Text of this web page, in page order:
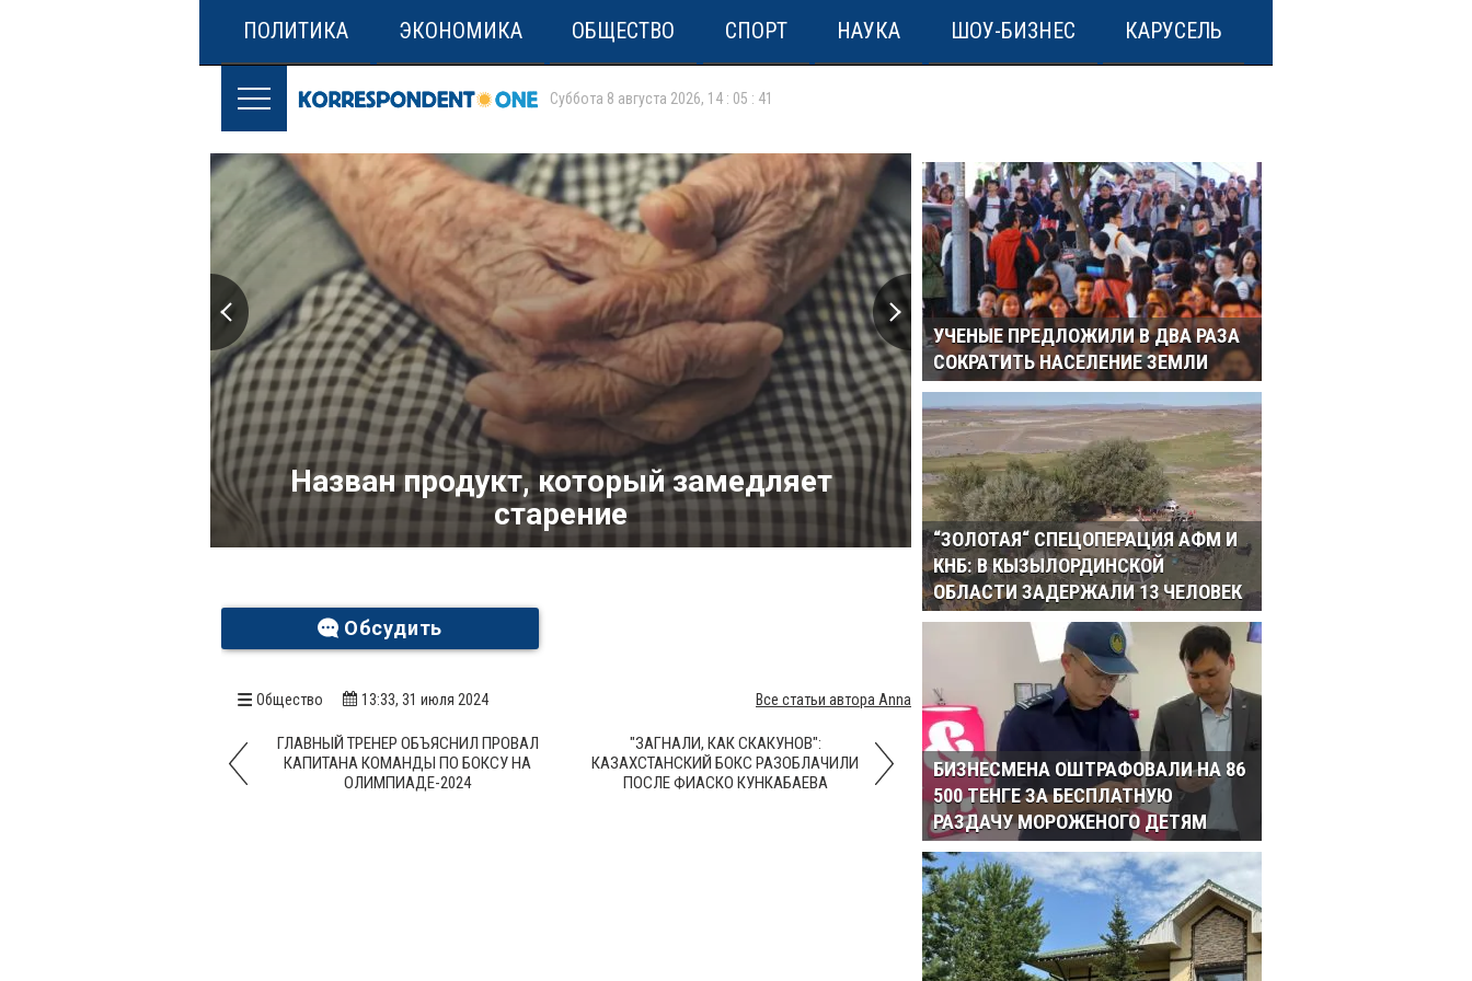
ПОЛИТИКА ЭКОНОМИКА ОБЩЕСТВО СПОРТ НАУКА ШОУ-БИЗНЕС КАРУСЕЛЬ
Суббота 8 августа 2026, 14 : 05 : 41
Назван продукт, который замедляет
старение
Обсудить
Общество 13:33, 31 июля 2024 Все статьи автора Anna
ГЛАВНЫЙ ТРЕНЕР ОБЪЯСНИЛ ПРОВАЛ
КАПИТАНА КОМАНДЫ ПО БОКСУ НА
ОЛИМПИАДЕ-2024
"ЗАГНАЛИ, КАК СКАКУНОВ":
КАЗАХСТАНСКИЙ БОКС РАЗОБЛАЧИЛИ
ПОСЛЕ ФИАСКО КУНКАБАЕВА
УЧЕНЫЕ ПРЕДЛОЖИЛИ В ДВА РАЗА
СОКРАТИТЬ НАСЕЛЕНИЕ ЗЕМЛИ
“ЗОЛОТАЯ“ СПЕЦОПЕРАЦИЯ АФМ И
КНБ: В КЫЗЫЛОРДИНСКОЙ
ОБЛАСТИ ЗАДЕРЖАЛИ 13 ЧЕЛОВЕК
БИЗНЕСМЕНА ОШТРАФОВАЛИ НА 86
500 ТЕНГЕ ЗА БЕСПЛАТНУЮ
РАЗДАЧУ МОРОЖЕНОГО ДЕТЯМ